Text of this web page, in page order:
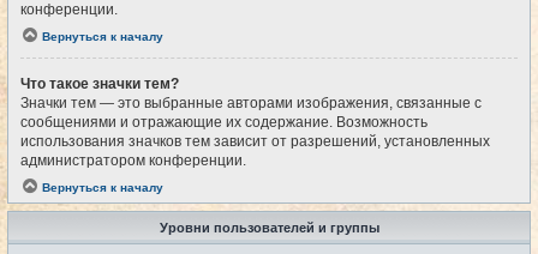
конференции.
Вернуться к началу
Что такое значки тем?
Значки тем — это выбранные авторами изображения, связанные с
сообщениями и отражающие их содержание. Возможность
использования значков тем зависит от разрешений, установленных
администратором конференции.
Вернуться к началу
Уровни пользователей и группы